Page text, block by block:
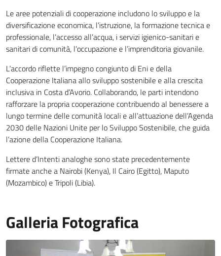
Le aree potenziali di cooperazione includono lo sviluppo e la
diversificazione economica, l’istruzione, la formazione tecnica e
professionale, l’accesso all’acqua, i servizi igienico-sanitari e
sanitari di comunità, l’occupazione e l’imprenditoria giovanile.
L’accordo riflette l’impegno congiunto di Eni e della
Cooperazione Italiana allo sviluppo sostenibile e alla crescita
inclusiva in Costa d’Avorio. Collaborando, le parti intendono
rafforzare la propria cooperazione contribuendo al benessere a
lungo termine delle comunità locali e all’attuazione dell’Agenda
2030 delle Nazioni Unite per lo Sviluppo Sostenibile, che guida
l’azione della Cooperazione Italiana.
Lettere d’Intenti analoghe sono state precedentemente
firmate anche a Nairobi (Kenya), Il Cairo (Egitto), Maputo
(Mozambico) e Tripoli (Libia).
Galleria Fotografica